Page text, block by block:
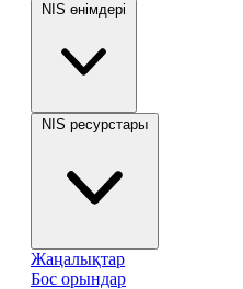
NIS өнімдері
NIS ресурстары
Жаңалықтар
Бос орындар